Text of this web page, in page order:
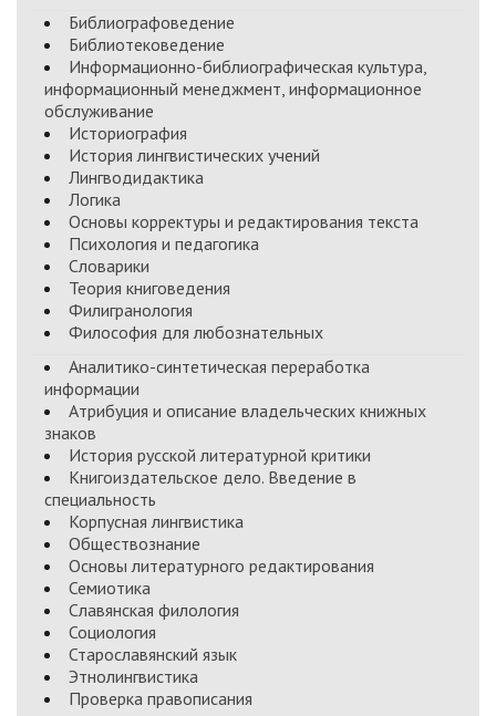
Библиографоведение
Библиотековедение
Информационно-библиографическая культура,
информационный менеджмент, информационное
обслуживание
Историография
История лингвистических учений
Лингводидактика
Логика
Основы корректуры и редактирования текста
Психология и педагогика
Словарики
Теория книговедения
Филигранология
Философия для любознательных
Аналитико-синтетическая переработка
информации
Атрибуция и описание владельческих книжных
знаков
История русской литературной критики
Книгоиздательское дело. Введение в
специальность
Корпусная лингвистика
Обществознание
Основы литературного редактирования
Семиотика
Славянская филология
Социология
Старославянский язык
Этнолингвистика
Проверка правописания